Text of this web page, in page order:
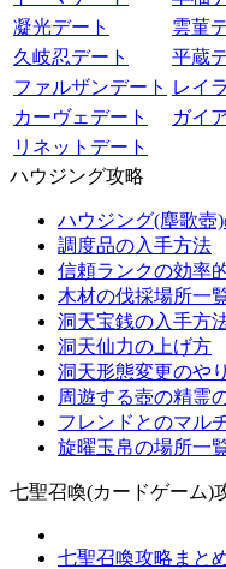
凝光デート
雲菫
久岐忍デート
平蔵
ファルザンデート レイ
カーヴェデート
ガイ
リネットデート
ハウジング攻略
ハウジング(塵歌壺
調度品の入手方法
信頼ランクの効率
木材の伐採場所一
洞天宝銭の入手方
洞天仙力の上げ方
洞天形態変更のや
周遊する壺の精霊
フレンドとのマル
旋曜玉帛の場所一
七聖召喚(カードゲーム)
七聖召喚攻略まと